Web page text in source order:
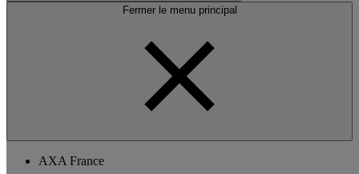
Fermer le menu principal
AXA France